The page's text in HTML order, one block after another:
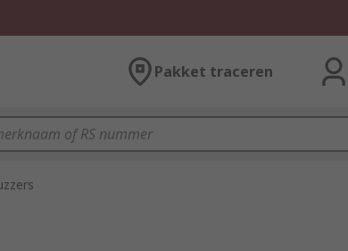
Pakket traceren